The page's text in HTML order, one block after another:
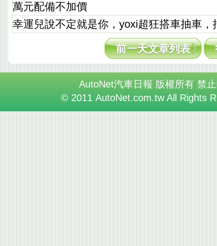
萬元配備不加價
幸運兒說不定就是你，yoxi超狂搭車抽車，
前一天文章列表
AutoNet汽車日報 版權所有 禁
© 2011 AutoNet.com.tw All Rights